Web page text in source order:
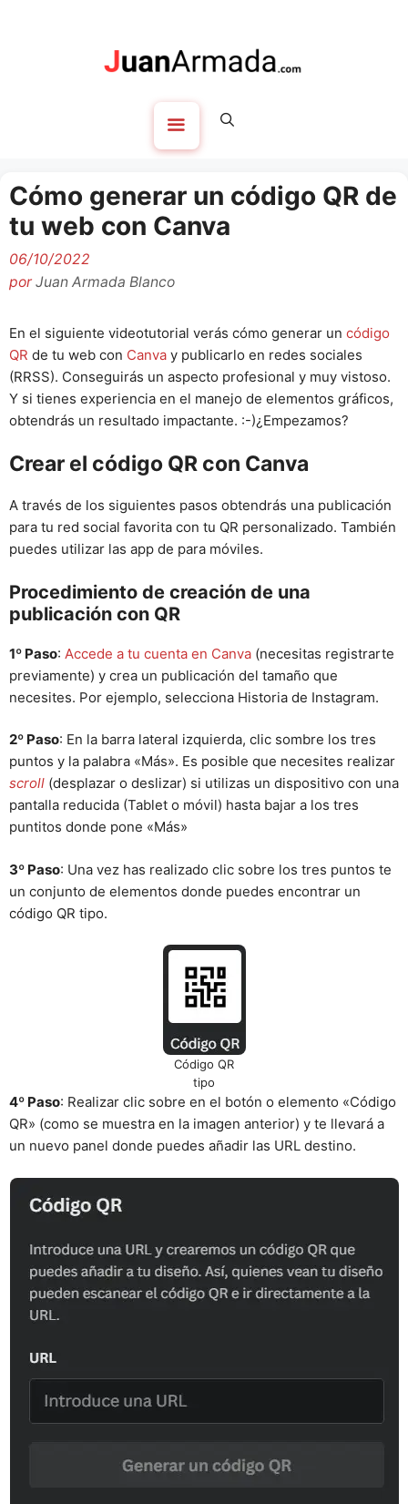
Cómo generar un código QR de
tu web con Canva
06/10/2022
porJuan Armada Blanco
En el siguiente videotutorial verás cómo generar un código
QR de tu web con Canva y publicarlo en redes sociales
(RRSS). Conseguirás un aspecto profesional y muy vistoso.
Y si tienes experiencia en el manejo de elementos gráficos,
obtendrás un resultado impactante. :-)¿Empezamos?
Crear el código QR con Canva
A través de los siguientes pasos obtendrás una publicación
para tu red social favorita con tu QR personalizado. También
puedes utilizar las app de para móviles.
Procedimiento de creación de una
publicación con QR
1º Paso: Accede a tu cuenta en Canva (necesitas registrarte
previamente) y crea un publicación del tamaño que
necesites. Por ejemplo, selecciona Historia de Instagram.
2º Paso: En la barra lateral izquierda, clic sombre los tres
puntos y la palabra «Más». Es posible que necesites realizar
scroll (desplazar o deslizar) si utilizas un dispositivo con una
pantalla reducida (Tablet o móvil) hasta bajar a los tres
puntitos donde pone «Más»
3º Paso: Una vez has realizado clic sobre los tres puntos te
un conjunto de elementos donde puedes encontrar un
código QR tipo.
Código QR
tipo
4º Paso: Realizar clic sobre en el botón o elemento «Código
QR» (como se muestra en la imagen anterior) y te llevará a
un nuevo panel donde puedes añadir las URL destino.